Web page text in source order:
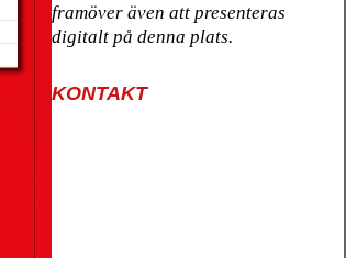
framöver även att presenteras
digitalt på denna plats.
KONTAKT